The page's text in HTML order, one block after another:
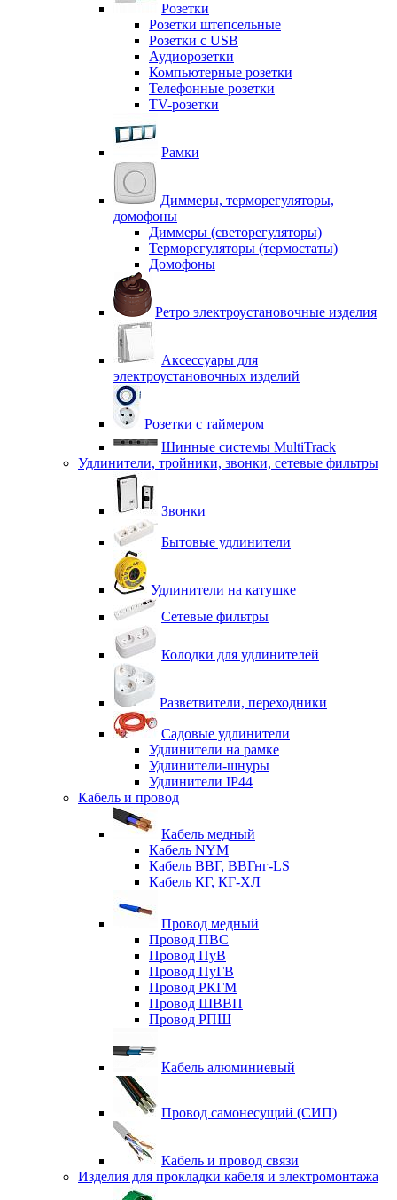
Розетки
Розетки штепсельные
Розетки с USB
Аудиорозетки
Компьютерные розетки
Телефонные розетки
TV-розетки
Рамки
Диммеры, терморегуляторы,
домофоны
Диммеры (светорегуляторы)
Терморегуляторы (термостаты)
Домофоны
Ретро электроустановочные изделия
Аксессуары для
электроустановочных изделий
Розетки с таймером
Шинные системы MultiTrack
Удлинители, тройники, звонки, сетевые фильтры
Звонки
Бытовые удлинители
Удлинители на катушке
Сетевые фильтры
Колодки для удлинителей
Разветвители, переходники
Садовые удлинители
Удлинители на рамке
Удлинители-шнуры
Удлинители IP44
Кабель и провод
Кабель медный
Кабель NYM
Кабель ВВГ, ВВГнг-LS
Кабель КГ, КГ-ХЛ
Провод медный
Провод ПВС
Провод ПуВ
Провод ПуГВ
Провод РКГМ
Провод ШВВП
Провод РПШ
Кабель алюминиевый
Провод самонесущий (СИП)
Кабель и провод связи
Изделия для прокладки кабеля и электромонтажа